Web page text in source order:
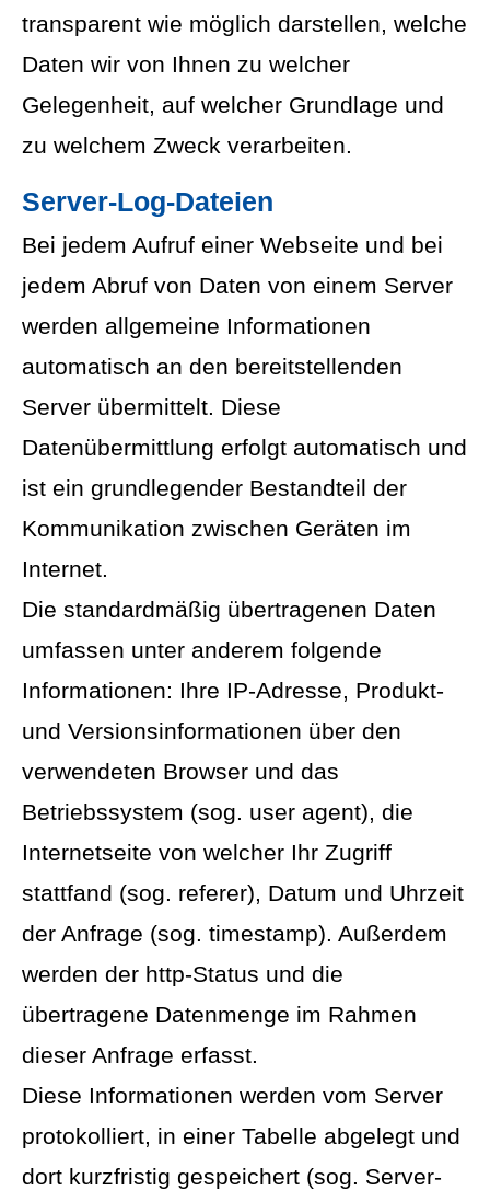
transparent wie möglich darstellen, welche
Daten wir von Ihnen zu welcher
Gelegenheit, auf welcher Grundlage und
zu welchem Zweck verarbeiten.
Server-Log-Dateien
Bei jedem Aufruf einer Webseite und bei
jedem Abruf von Daten von einem Server
werden allgemeine Informationen
automatisch an den bereitstellenden
Server übermittelt. Diese
Datenübermittlung erfolgt automatisch und
ist ein grundlegender Bestandteil der
Kommunikation zwischen Geräten im
Internet.
Die standardmäßig übertragenen Daten
umfassen unter anderem folgende
Informationen: Ihre IP-Adresse, Produkt-
und Versionsinformationen über den
verwendeten Browser und das
Betriebssystem (sog. user agent), die
Internetseite von welcher Ihr Zugriff
stattfand (sog. referer), Datum und Uhrzeit
der Anfrage (sog. timestamp). Außerdem
werden der http-Status und die
übertragene Datenmenge im Rahmen
dieser Anfrage erfasst.
Diese Informationen werden vom Server
protokolliert, in einer Tabelle abgelegt und
dort kurzfristig gespeichert (sog. Server-